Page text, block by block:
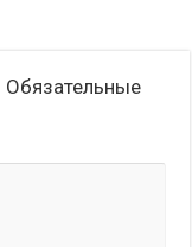
Обязательные